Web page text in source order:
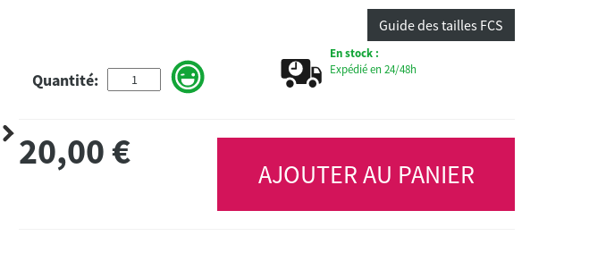
Guide des tailles FCS
Quantité:
En stock :
Expédié en 24/48h
20,00€
AJOUTER AU PANIER